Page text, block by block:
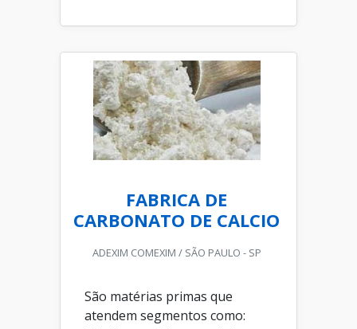
FABRICA DE
CARBONATO DE CALCIO
ADEXIM COMEXIM / SÃO PAULO - SP
São matérias primas que
atendem segmentos como: